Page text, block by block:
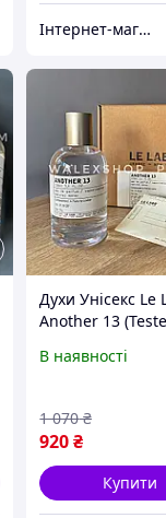
Інтернет-магазин Allegoriya
Духи Унісекс Le
Another 13
(Тестер) 100 мл
В наявності
920₴
1 070 ₴
Купити